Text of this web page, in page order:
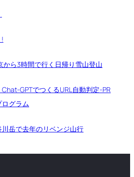
から3時間で行く日帰り雪山登山
Chat-GPTでつくるURL自動判定-PR
グラム
岳で去年のリベンジ山行